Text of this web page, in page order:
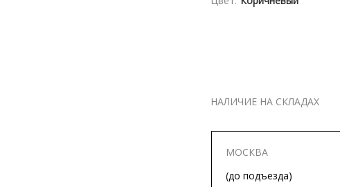
НАЛИЧИЕ НА СКЛАДАХ
МОСКВА
(до подъезда)